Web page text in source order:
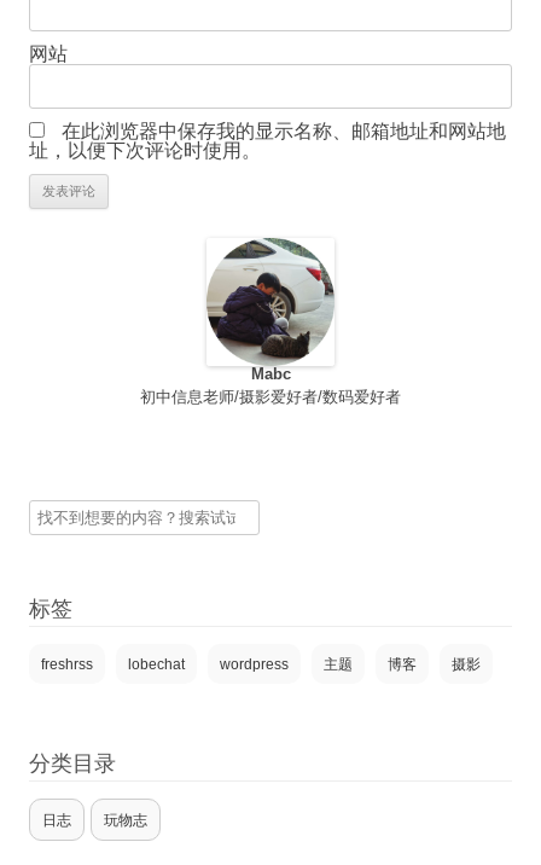
网站
在此浏览器中保存我的显示名称、邮箱地址和网站地
址，以便下次评论时使用。
Mabc
初中信息老师/摄影爱好者/数码爱好者
搜
标签
freshrss lobechat wordpress 主题 博客 摄影
分类目录
日志 玩物志